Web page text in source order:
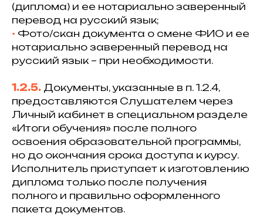
(диплома) и ее нотариально заверенный
перевод на русский язык;
•⁠ Фото/скан документа о смене ФИО и ее
нотариально заверенный перевод на
русский язык – при необходимости.
1.2.5. Документы, указанные в п. 1.2.4,
предоставляются Слушателем через
Личный кабинет в специальном разделе
«Итоги обучения» после полного
освоения образовательной программы,
но до окончания срока доступа к курсу.
Исполнитель приступает к изготовлению
диплома только после получения
полного и правильно оформленного
пакета документов.